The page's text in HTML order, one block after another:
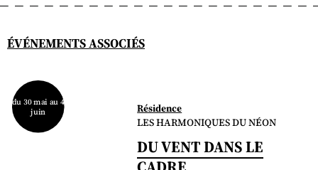
ÉVÉNEMENTS ASSOCIÉS
Résidence
du 30 mai au 4
juin
LES HARMONIQUES DU NÉON
DU VENT DANS LE